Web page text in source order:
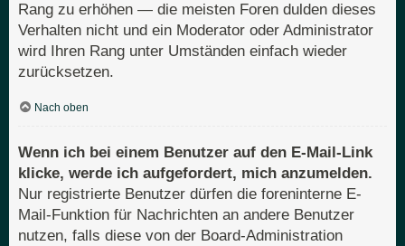
Rang zu erhöhen — die meisten Foren dulden dieses
Verhalten nicht und ein Moderator oder Administrator
wird Ihren Rang unter Umständen einfach wieder
zurücksetzen.
Nach oben
Wenn ich bei einem Benutzer auf den E-Mail-Link
klicke, werde ich aufgefordert, mich anzumelden.
Nur registrierte Benutzer dürfen die foreninterne E-
Mail-Funktion für Nachrichten an andere Benutzer
nutzen, falls diese von der Board-Administration